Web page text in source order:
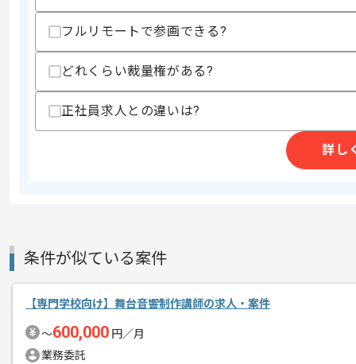
スキルに不安がある方へ
上記に似た経験やスキルをお持ちであれば申
その他募集要項
2025/10/21
メント
今回はIT専門学校向け講師案件に携わっ
Unityを用いた実務経験を活かしたい方
フルリモートで参画できる?
どれくらい裁量権がある?
正社員求人との違いは?
詳し
条件が似ている案件
【専門学校向け】舞台音響制作講師の求人・案件
〜600,000 円／月
業務委託